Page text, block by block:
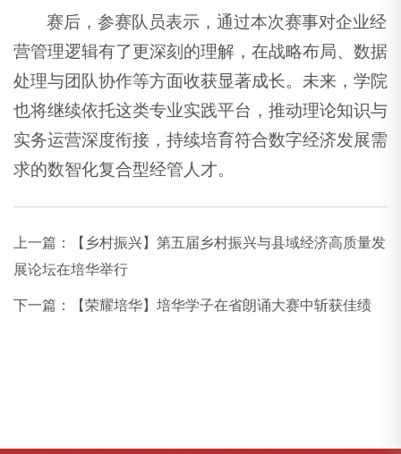
赛后，参赛队员表示，通过本次赛事对企业经
营管理逻辑有了更深刻的理解，在战略布局、数据
处理与团队协作等方面收获显著成长。未来，学院
也将继续依托这类专业实践平台，推动理论知识与
实务运营深度衔接，持续培育符合数字经济发展需
求的数智化复合型经管人才。
上一篇：
【乡村振兴】第五届乡村振兴与县域经济高质量发
展论坛在培华举行
下一篇： 【荣耀培华】培华学子在省朗诵大赛中斩获佳绩